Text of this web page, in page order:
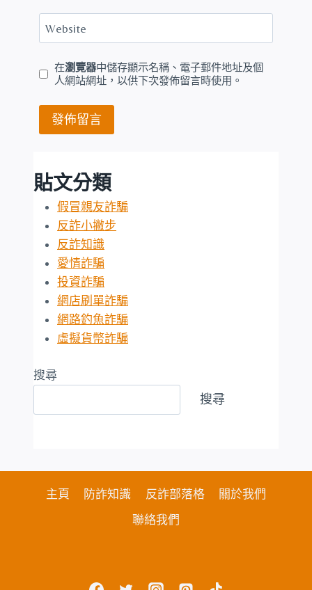
Website
在瀏覽器中儲存顯示名稱、電子郵件地址及個
人網站網址，以供下次發佈留言時使用。
貼文分類
假冒親友詐騙
反詐小撇步
反詐知識
愛情詐騙
投資詐騙
網店刷單詐騙
網路釣魚詐騙
虛擬貨幣詐騙
搜尋
搜尋
主頁 防詐知識 反詐部落格
關於我們
聯絡我們